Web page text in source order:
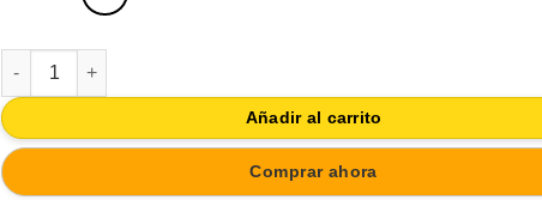
POMO 40MM LATON PULIDO Y MADERA MARQUETERIA ESPIGAS
Añadir al carrito
Comprar ahora